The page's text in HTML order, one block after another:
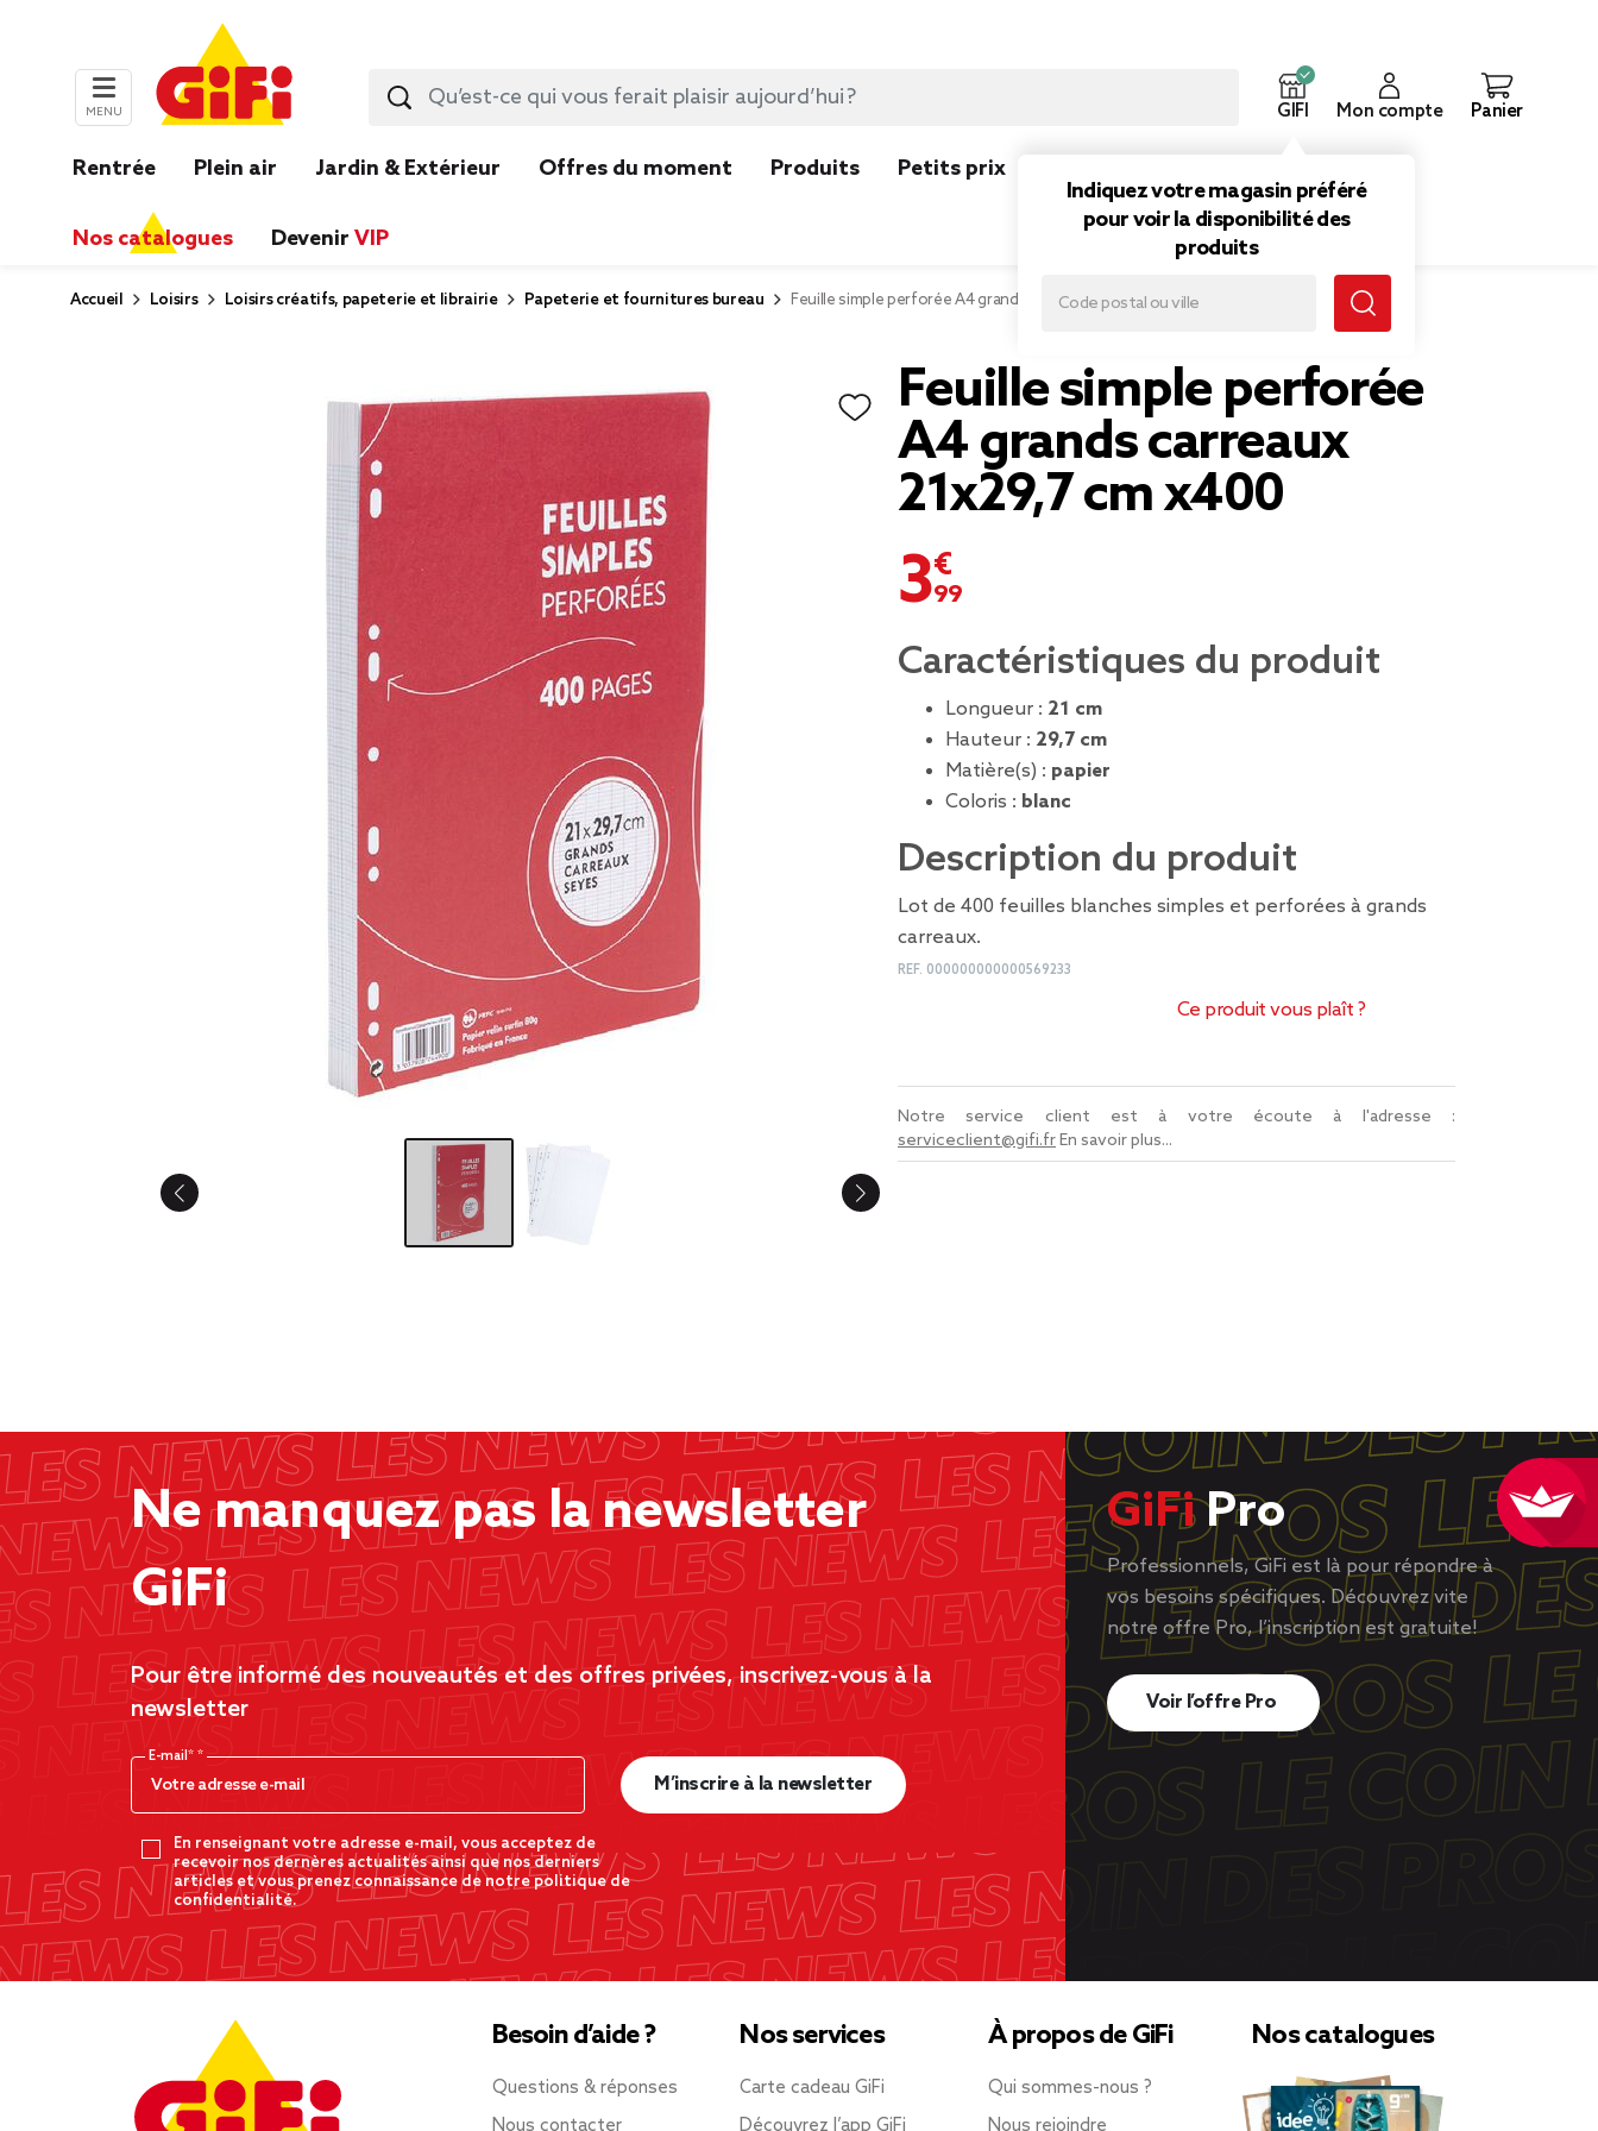
MENU GIFI
Indiquez votre magasin préféré
pour voir la disponibilité des
produits
Mon compte Panier
Rentrée Plein air Jardin & Extérieur Offres du moment Produits Petits prix
Nos catalogues Devenir VIP
Accueil Loisirs Loisirs créatifs, papeterie et librairie Papeterie et fournitures bureau Feuille simple perforée A4 grands carreaux 21x29,7 cm x400
Feuille simple perforée
A4 grands carreaux
21x29,7 cm x400
3,99 €
Caractéristiques du produit
Longueur : 21 cm
Hauteur : 29,7 cm
Matière(s) : papier
Coloris : blanc
Description du produit
Lot de 400 feuilles blanches simples et perforées à grands
carreaux.
REF. 000000000000569233
Ce produit vous plaît ?
Notre service client est à votre écoute à l'adresse :
serviceclient@gifi.frEn savoir plus...
Ne manquez pas la newsletter
GiFi
Pour être informé des nouveautés et des offres privées, inscrivez-vous à la
newsletter
E-mail*
En renseignant votre adresse e-mail, vous acceptez de
recevoir nos dernères actualités ainsi que nos derniers
articles et vous prenez connaissance de notre politique de
confidentialité.
M’inscrire à la newsletter
GiFiPro
Professionnels, GiFi est là pour répondre à
vos besoins spécifiques. Découvrez vite
notre offre Pro, l’inscription est gratuite!
Voir l’offre Pro
Besoin d’aide ?
Questions & réponses
Nous contacter
Nos services
Carte cadeau GiFi
Découvrez l’app GiFi
À propos de GiFi
Qui sommes-nous ?
Nous rejoindre
Nos catalogues